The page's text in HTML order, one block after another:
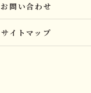
お問い合わせ
サイトマップ